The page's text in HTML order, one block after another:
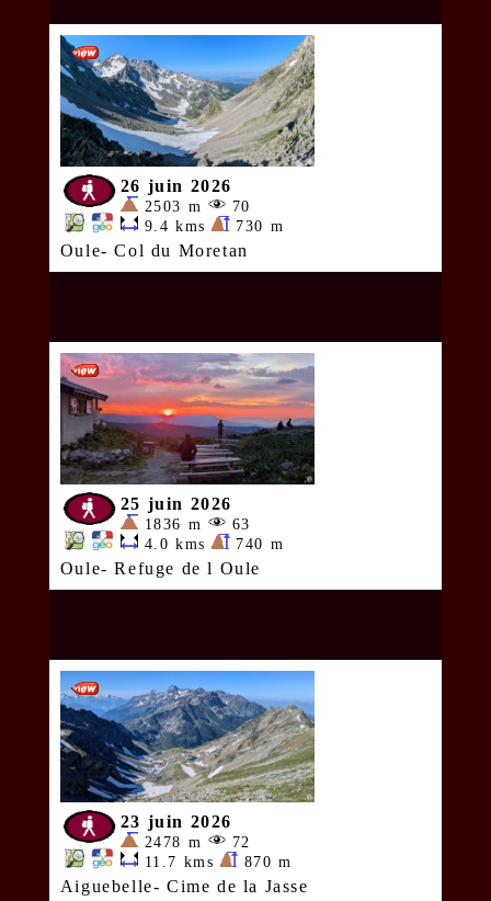
26 juin 2026
2503 m
70
9.4 kms
730 m
Oule- Col du Moretan
25 juin 2026
1836 m
63
4.0 kms
740 m
Oule- Refuge de l Oule
23 juin 2026
2478 m
72
11.7 kms
870 m
Aiguebelle- Cime de la Jasse